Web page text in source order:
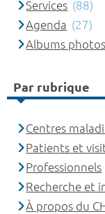
Services (88)
Agenda (27)
Albums
Par rubrique
Centres
Patients et
Professionnels
Recherche et
À propos du